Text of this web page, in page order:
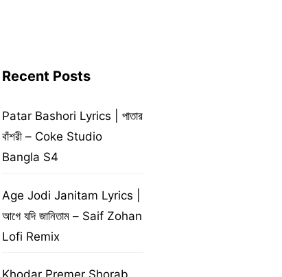
Recent Posts
Patar Bashori Lyrics | পাতার
বাঁশরী – Coke Studio
Bangla S4
Age Jodi Janitam Lyrics |
আগে যদি জানিতাম – Saif Zohan
Lofi Remix
Khodar Premer Shorab